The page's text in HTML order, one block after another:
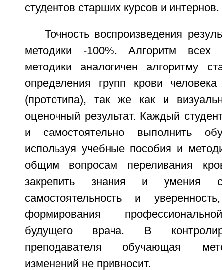
студентов старших курсов и интернов.
Точность воспроизведения
методики -100%. Алгоритм всех
методики аналогичен алгоритму
определения групп крови
(прототипа), так же как и
оценочный результат. Каждый
и самостоятельно выполнить
используя учебные пособия и
общим вопросам переливания
закрепить знания и умения
самостоятельность и
формирования
будущего врача. В
преподавателя обучающая
изменений не привносит.